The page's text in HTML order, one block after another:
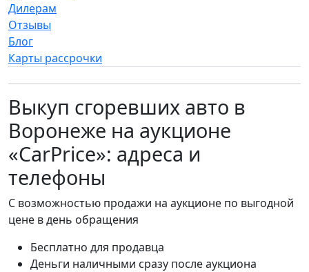
Дилерам
Отзывы
Блог
Карты рассрочки
Выкуп сгоревших авто в
Воронеже на аукционе
«CarPrice»: адреса и
телефоны
С возможностью продажи на аукционе по выгодной
цене в день обращения
Бесплатно для продавца
Деньги наличными сразу после аукциона